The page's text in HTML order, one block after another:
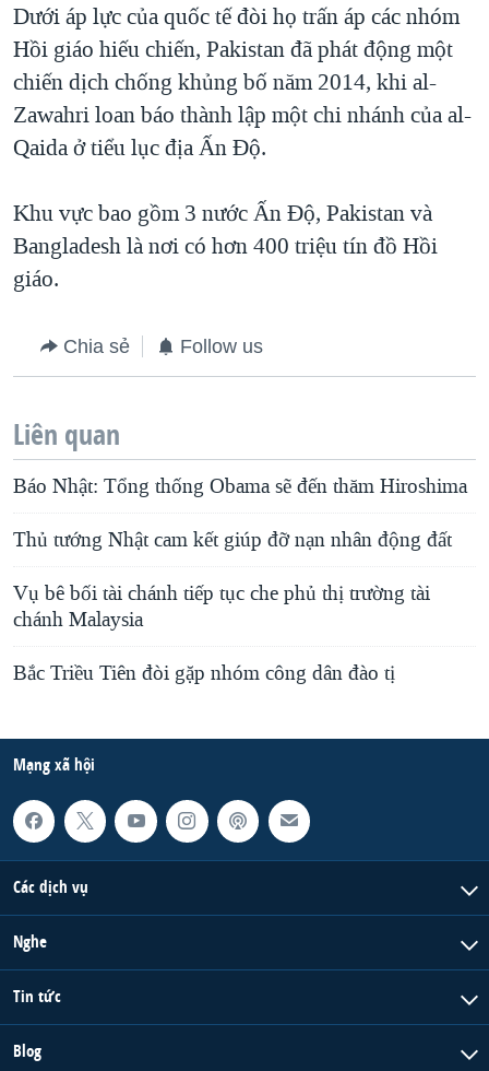
Dưới áp lực của quốc tế đòi họ trấn áp các nhóm
Hồi giáo hiếu chiến, Pakistan đã phát động một
chiến dịch chống khủng bố năm 2014, khi al-
Zawahri loan báo thành lập một chi nhánh của al-
Qaida ở tiểu lục địa Ấn Độ.
Khu vực bao gồm 3 nước Ấn Độ, Pakistan và
Bangladesh là nơi có hơn 400 triệu tín đồ Hồi
giáo.
Chia sẻ Follow us
Liên quan
Báo Nhật: Tổng thống Obama sẽ đến thăm Hiroshima
Thủ tướng Nhật cam kết giúp đỡ nạn nhân động đất
Vụ bê bối tài chánh tiếp tục che phủ thị trường tài
chánh Malaysia
Bắc Triều Tiên đòi gặp nhóm công dân đào tị
Mạng xã hội
Các dịch vụ
Nghe
Tin tức
Blog